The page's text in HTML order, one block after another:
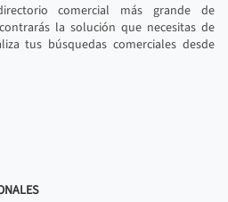
comercial más grande de
la solución que necesitas de
tus búsquedas comerciales desde